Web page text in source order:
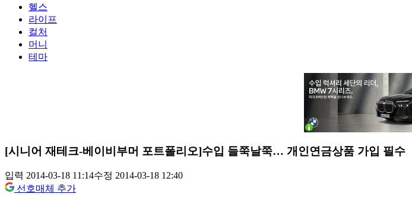
헬스
라이프
컬처
머니
테마
[시니어 재테크-베이비부머 포트폴리오]수입 들쭉날쭉… 개인연금상품 가입 필수
입력 2014-03-18 11:14수정 2014-03-18 12:40
선호매체 추가